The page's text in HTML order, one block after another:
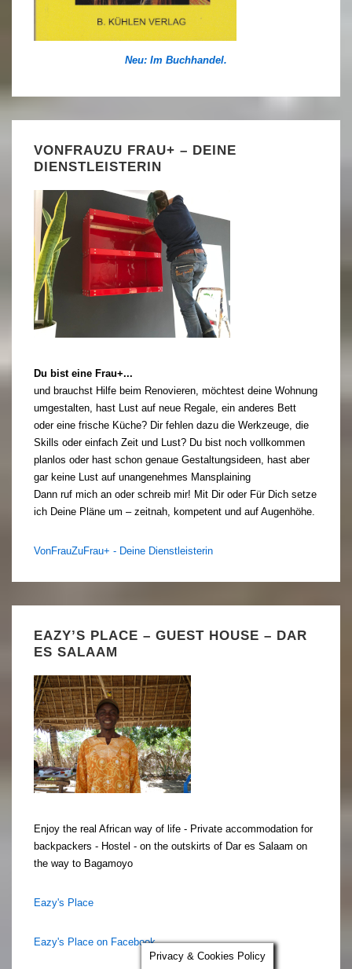
Neu: Im Buchhandel.
VONFRAUZU FRAU+ – DEINE
DIENSTLEISTERIN
Du bist eine Frau+...
und brauchst Hilfe beim Renovieren, möchtest deine Wohnung
umgestalten, hast Lust auf neue Regale, ein anderes Bett
oder eine frische Küche? Dir fehlen dazu die Werkzeuge, die
Skills oder einfach Zeit und Lust? Du bist noch vollkommen
planlos oder hast schon genaue Gestaltungsideen, hast aber
gar keine Lust auf unangenehmes Mansplaining
Dann ruf mich an oder schreib mir! Mit Dir oder Für Dich setze
ich Deine Pläne um – zeitnah, kompetent und auf Augenhöhe.
VonFrauZuFrau+ - Deine Dienstleisterin
EAZY’S PLACE – GUEST HOUSE – DAR
ES SALAAM
Enjoy the real African way of life - Private accommodation for
backpackers - Hostel - on the outskirts of Dar es Salaam on
the way to Bagamoyo
Eazy's Place
Eazy's Place on Facebook
Privacy & Cookies Policy